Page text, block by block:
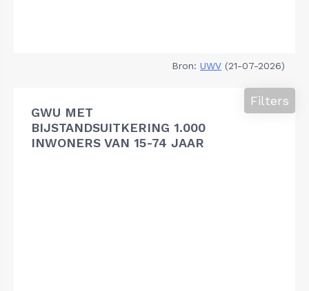
Bron: UWV (21-07-2026)
GWU MET
BIJSTANDSUITKERING 1.000
INWONERS VAN 15-74 JAAR
Filters